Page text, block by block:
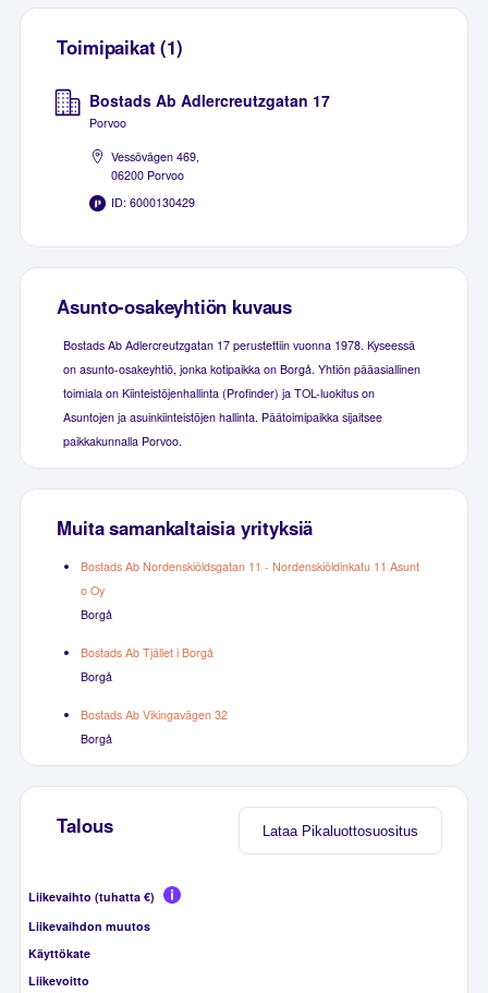
Toimipaikat (1)
Bostads Ab Adlercreutzgatan 17
Porvoo
Vessövägen 469,
06200 Porvoo
ID: 6000130429
Asunto-osakeyhtiön kuvaus
Bostads Ab Adlercreutzgatan 17 perustettiin vuonna 1978. Kyseessä
on asunto-osakeyhtiö, jonka kotipaikka on Borgå. Yhtiön pääasiallinen
toimiala on Kiinteistöjenhallinta (Profinder) ja TOL-luokitus on
Asuntojen ja asuinkiinteistöjen hallinta. Päätoimipaikka sijaitsee
paikkakunnalla Porvoo.
Muita samankaltaisia yrityksiä
Bostads Ab Nordenskiöldsgatan 11 - Nordenskiöldinkatu 11 Asunt
o Oy
Borgå
Bostads Ab Tjället i Borgå
Borgå
Bostads Ab Vikingavägen 32
Borgå
Lataa Pikaluottosuositus
Talous
Liikevaihto (tuhatta €)
Liikevaihdon muutos
Käyttökate
Liikevoitto